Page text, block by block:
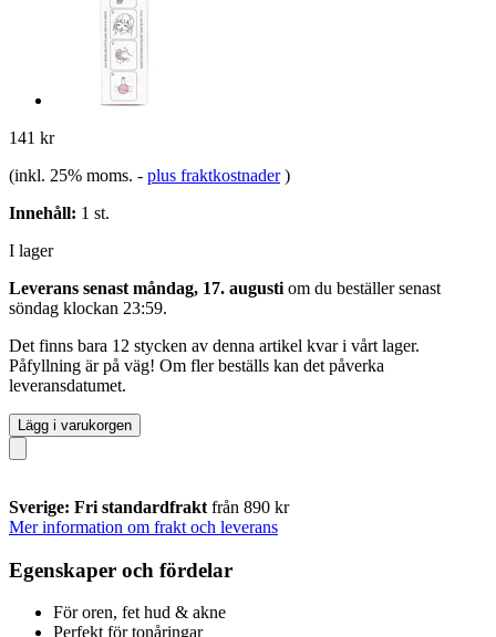
141 kr
(inkl. 25% moms. - plus fraktkostnader )
Innehåll: 1 st.
I lager
Leverans senast måndag, 17. augusti om du beställer senast
söndag klockan 23:59.
Det finns bara 12 stycken av denna artikel kvar i vårt lager.
Påfyllning är på väg! Om fler beställs kan det påverka
leveransdatumet.
Lägg i varukorgen
Sverige: Fri standardfrakt från 890 kr
Mer information om frakt och leverans
Egenskaper och fördelar
För oren, fet hud & akne
Perfekt för tonåringar